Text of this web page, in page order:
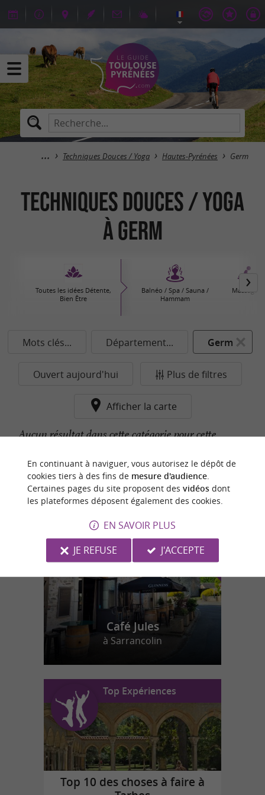
Techniques Douces / Yoga Hautes-Pyrénées Germ
Techniques Douces / Yoga
à Germ
Toutes les idées Détente,
Bien Être
Balnéo / Spa / Sauna /
Hammam
Massages
Mots clés... Département... Germ
Ouvert aujourd'hui Plus de filtres
Afficher la carte
Aucun résultat dans cette catégorie pour cette
n
o
t
r
e
c
o
u
p
d
e
c
o
e
u
r
Café Jules
à Sarrancolin
Top Expériences
Top 10 des choses à faire à
En continuant à naviguer, vous autorisez le dépôt de
cookies tiers à des fins de mesure d'audience.
Certaines pages du site proposent des vidéosdont
les plateformes déposent également des cookies.
EN SAVOIR PLUS
JE REFUSE
J'ACCEPTE